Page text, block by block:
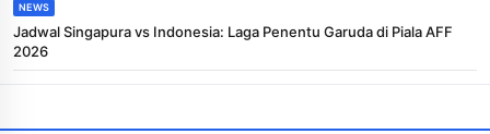
NEWS
Jadwal Singapura vs Indonesia: Laga Penentu Garuda di Piala AFF
2026